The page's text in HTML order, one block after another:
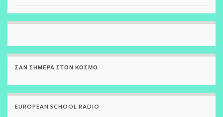
ΣΑΝ ΣΉΜΕΡΑ ΣΤΟΝ ΚΌΣΜΟ
EUROPEAN SCHOOL RADIO